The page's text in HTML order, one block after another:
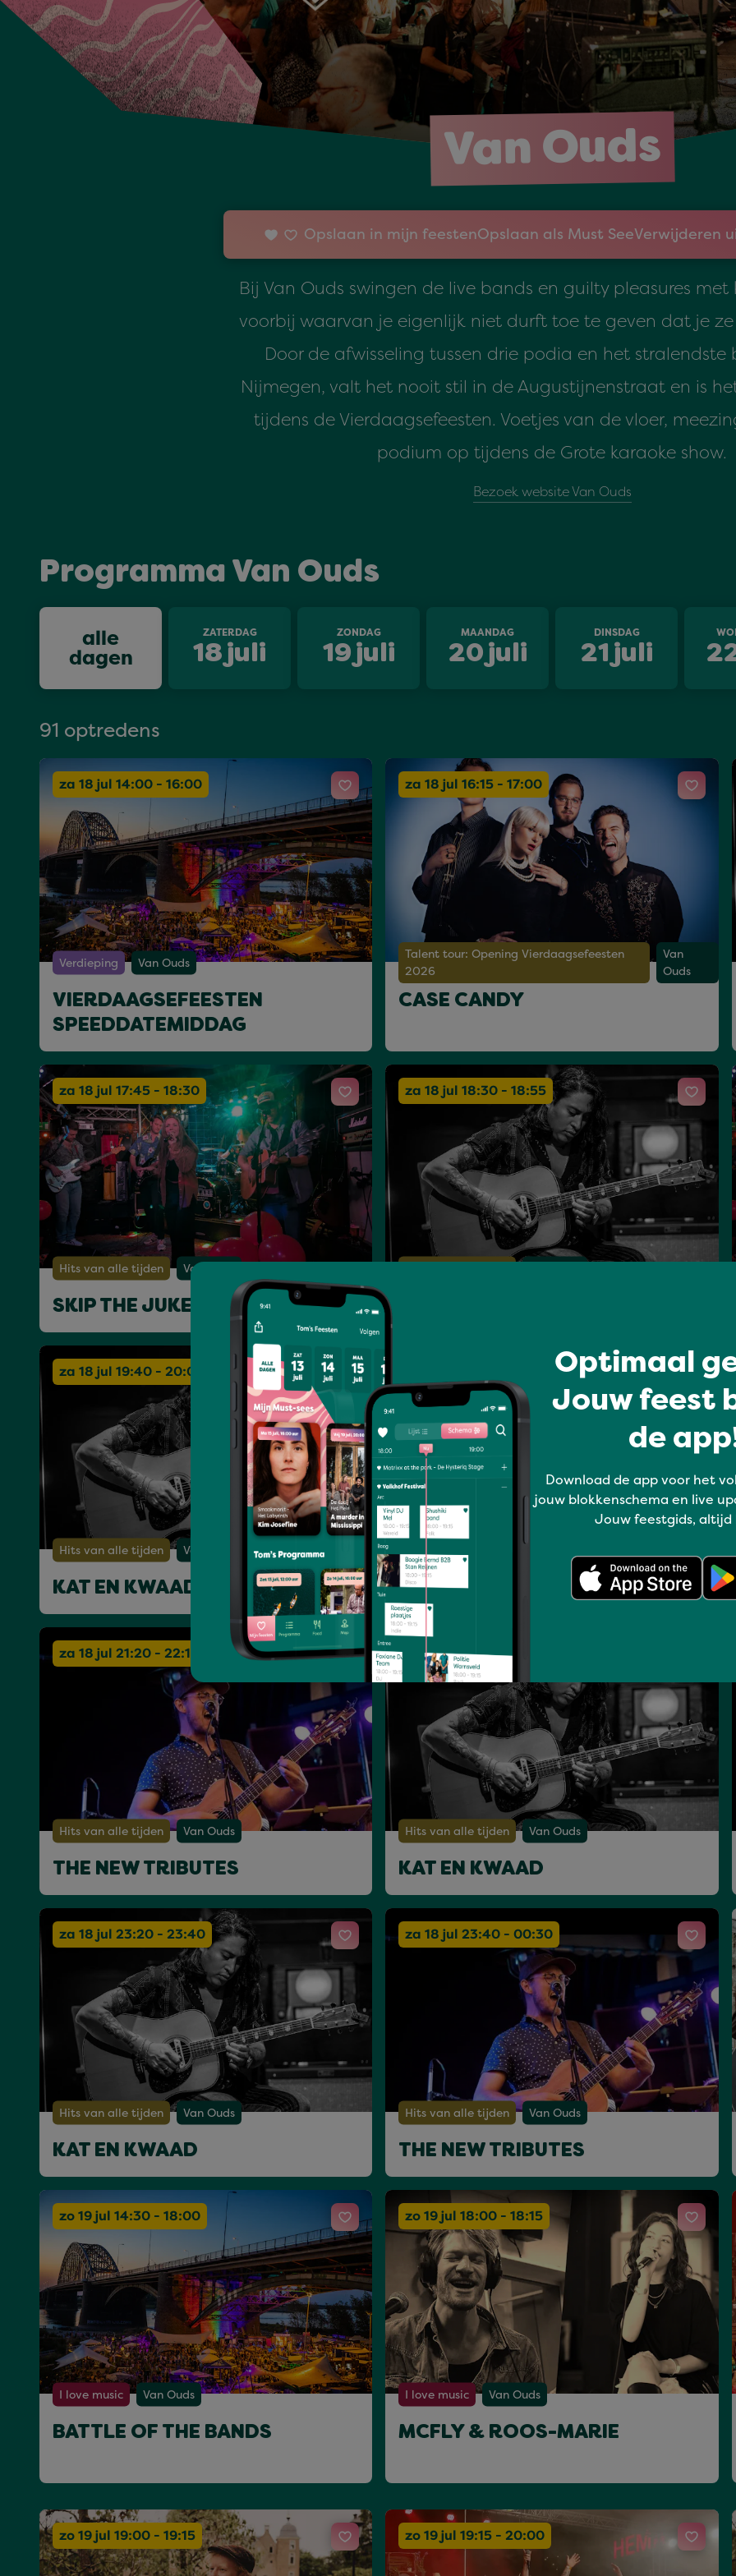
Van Ouds
Opslaan in mijn feestenOpslaan als Must SeeVerwijderen
Bij Van Ouds swingen de live bands en guilty pleasures met
voorbij waarvan je eigenlijk niet durft toe te geven dat je
Door de afwisseling tussen drie podia en het stralendste
Nijmegen, valt het nooit stil in de Augustijnenstraat en is
tijdens de Vierdaagsefeesten. Voetjes van de vloer,
podium op tijdens de Grote karaoke show.
Bezoek website Van Ouds
Programma Van Ouds
alle
dagen
ZATERDAG
18 juli
ZONDAG
19 juli
MAANDAG
20 juli
DINSDAG
21 juli
91 optredens
za 18 jul 14:00 - 16:00
Verdieping Van Ouds
VIERDAAGSEFEESTEN
SPEEDDATEMIDDAG
za 18 jul 16:15 - 17:00
Talent tour: Opening Vierdaagsefeesten
2026
Van
Ouds
CASE CANDY
za 18 jul 17:45 - 18:30
Hits van alle tijden Van Ouds
SKIP THE JUKEBOX
za 18 jul 18:30 - 18:55
za 18 jul 19:40 - 20:05
Hits van alle tijden Van Ouds
KAT EN KWAAD SKIP THE JUKEBOX
za 18 jul 21:20 - 22:10
Hits van alle tijden Van Ouds
THE NEW TRIBUTES
za 18 jul 22:10 - 22:30
Hits van alle tijden Van Ouds
KAT EN KWAAD
za 18 jul 23:20 - 23:40
Hits van alle tijden Van Ouds
KAT EN KWAAD
za 18 jul 23:40 - 00:30
Hits van alle tijden Van Ouds
THE NEW TRIBUTES
zo 19 jul 14:30 - 18:00
I love music Van Ouds
BATTLE OF THE BANDS
zo 19 jul 18:00 - 18:15
I love music Van Ouds
MCFLY & ROOS-MARIE
zo 19 jul 19:00 - 19:15 zo 19 jul 19:15 - 20:00
Optimaal
Jouw feest
de
Download de app voor het
jouw blokkenschema en live
Jouw feestgids, altijd